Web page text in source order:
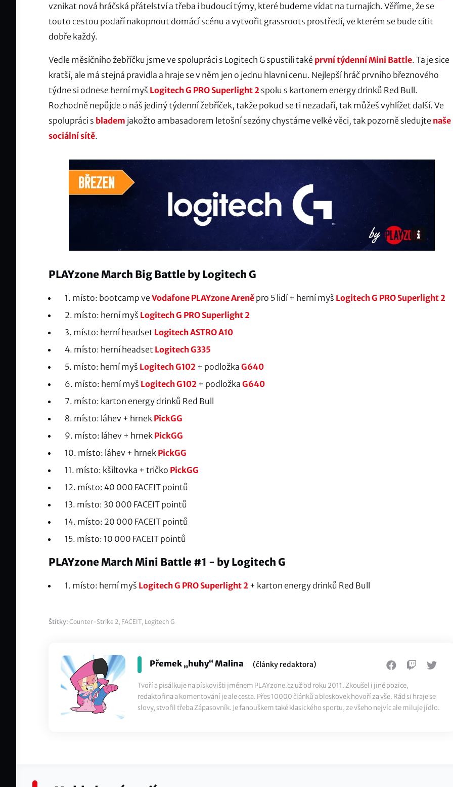
vznikat nová hráčská přátelství a třeba i budoucí týmy, které budeme vídat na turnajích. Věříme, že se
touto cestou podaří nakopnout domácí scénu a vytvořit grassroots prostředí, ve kterém se bude cítit
dobře každý.
Vedle měsíčního žebříčku jsme ve spolupráci s Logitech G spustili také první týdenní Mini Battle. Ta je sice
kratší, ale má stejná pravidla a hraje se v něm jen o jednu hlavní cenu. Nejlepší hráč prvního březnového
týdne si odnese herní myš Logitech G PRO Superlight 2 spolu s kartonem energy drinků Red Bull.
Rozhodně nepůjde o náš jediný týdenní žebříček, takže pokud se ti nezadaří, tak můžeš vyhlížet další. Ve
spolupráci s bladem jakožto ambasadorem letošní sezóny chystáme velké věci, tak pozorně sledujte naše
sociální sítě.
PLAYzone March Big Battle by Logitech G
1. místo: bootcamp ve Vodafone PLAYzone Areně pro 5 lidí + herní myš Logitech G PRO Superlight 2
2. místo: herní myš Logitech G PRO Superlight 2
3. místo: herní headset Logitech ASTRO A10
4. místo: herní headset Logitech G335
5. místo: herní myš Logitech G102 + podložka G640
6. místo: herní myš Logitech G102 + podložka G640
7. místo: karton energy drinků Red Bull
8. místo: láhev + hrnek PickGG
9. místo: láhev + hrnek PickGG
10. místo: láhev + hrnek PickGG
11. místo: kšiltovka + tričko PickGG
12. místo: 40 000 FACEIT pointů
13. místo: 30 000 FACEIT pointů
14. místo: 20 000 FACEIT pointů
15. místo: 10 000 FACEIT pointů
PLAYzone March Mini Battle #1 - by Logitech G
1. místo: herní myš Logitech G PRO Superlight 2 + karton energy drinků Red Bull
Štítky: Counter-Strike 2, FACEIT, Logitech G
Přemek „huhy“ Malina (články redaktora)
Tvoří a pisálkuje na pískovišti jménem PLAYzone.cz už od roku 2011. Zkoušel i jiné pozice,
redaktořina a komentování je ale cesta. Přes 10000 článků a bleskovek hovoří za vše. Rád si hraje se
slovy, stvořil třeba Zápasovník. Je fanouškem také klasického sportu, ze všeho nejvíc ale miluje jídlo.